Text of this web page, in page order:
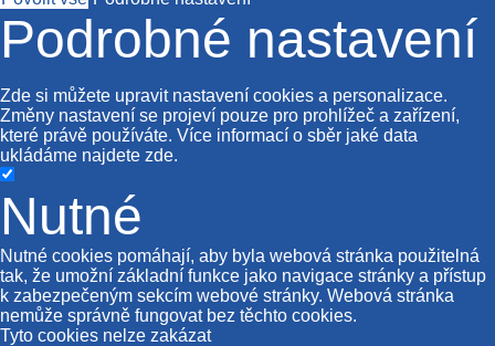
Podrobné nastavení
Zde si můžete upravit nastavení cookies a personalizace.
Změny nastavení se projeví pouze pro prohlížeč a zařízení,
které právě používáte. Více informací o sběr jaké data
ukládáme najdete zde.
Nutné
Nutné cookies pomáhají, aby byla webová stránka použitelná
tak, že umožní základní funkce jako navigace stránky a přístup
k zabezpečeným sekcím webové stránky. Webová stránka
nemůže správně fungovat bez těchto cookies.
Tyto cookies nelze zakázat